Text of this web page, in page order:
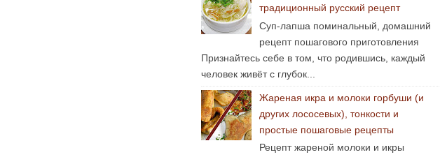
традиционный русский рецепт
Суп-лапша поминальный, домашний
рецепт пошагового приготовления
Признайтесь себе в том, что родившись, каждый
человек живёт с глубок...
Жареная икра и молоки горбуши (и
других лососевых), тонкости и
простые пошаговые рецепты
Рецепт жареной молоки и икры